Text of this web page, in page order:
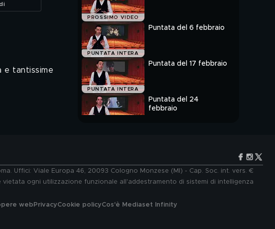
e tantissime
PROSSIMO VIDEO
PUNTATA INTERA
Puntata del 6 febbraio
PUNTATA INTERA
Puntata del 17 febbraio
Puntata del 24
febbraio
Uffici: Viale Europa 46, 20093 Cologno Monzese (MI) - Cap. Soc. int. vers. €
ogni utilizzazione funzionale all'addestramento di sistemi di intelligenza
web PrivacyCookie policyCos'è Mediaset Infinity